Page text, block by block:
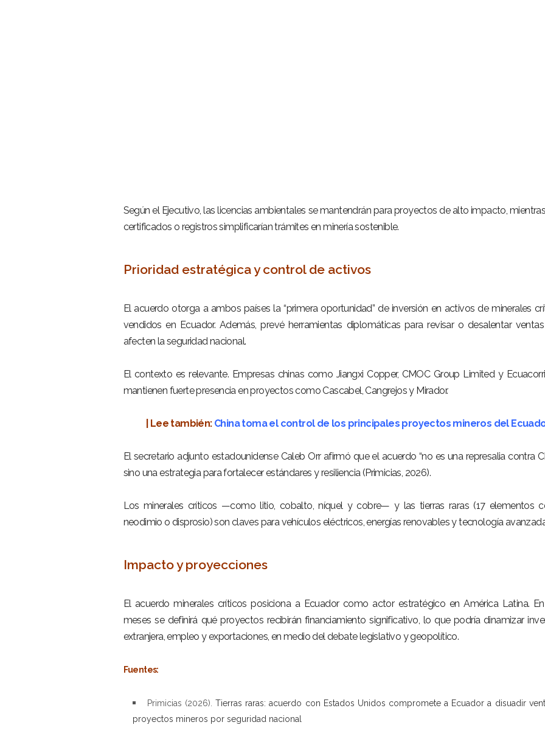
Según el Ejecutivo, las licencias ambientales se mantendrán para proyectos de alto impacto,
certificados o registros simplificarían trámites en minería sostenible.
Prioridad estratégica y control de activos
El acuerdo otorga a ambos países la “primera oportunidad” de inversión en activos de minerales
vendidos en Ecuador. Además, prevé herramientas diplomáticas para revisar o desalentar
afecten la seguridad nacional.
El contexto es relevante. Empresas chinas como Jiangxi Copper, CMOC Group Limitedy
mantienen fuerte presencia en proyectos como Cascabel, Cangrejos y Mirador.
| Lee también: China toma el control de los principales proyectos mineros del
El secretario adjunto estadounidense Caleb Orr afirmó que el acuerdo “no es una represalia contra
sino una estrategia para fortalecer estándares y resiliencia (Primicias, 2026).
Los minerales críticos —como litio, cobalto, níquel y cobre— y las tierras raras (17 elementos
neodimio o disprosio) son claves para vehículos eléctricos, energías renovables y tecnología
Impacto y proyecciones
El acuerdo minerales críticos posiciona a Ecuador como actor estratégico en América Latina.
meses se definirá qué proyectos recibirán financiamiento significativo, lo que podría dinamizar
extranjera, empleo y exportaciones, en medio del debate legislativo y geopolítico.
Fuentes:
Primicias (2026).Tierras raras: acuerdo con Estados Unidos compromete a Ecuador a disuadir
proyectos mineros por seguridad nacional